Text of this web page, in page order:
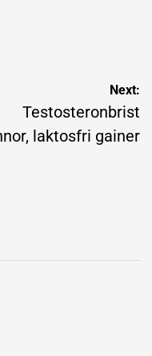
Next:
Testosteronbrist
laktosfri gainer